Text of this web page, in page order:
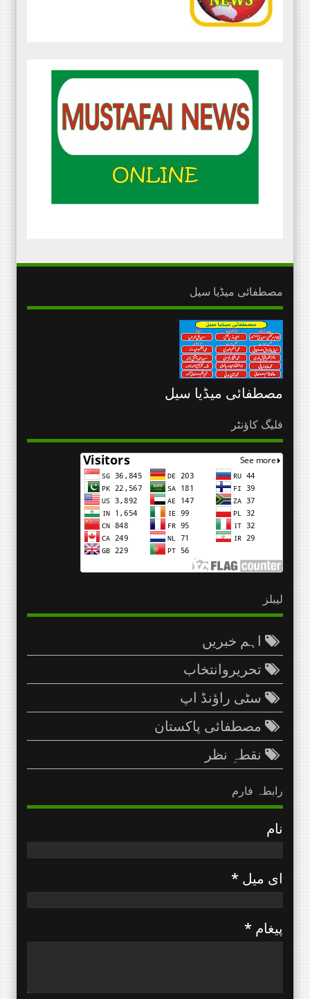
مصطفائی میڈیا سیل
مصطفائی میڈیا سیل
فلیگ کاؤنٹر
لیبلز
اہم خبریں
تحریروانتخاب
سٹی راؤنڈ اپ
مصطفائی پاکستان
نقطہِ نظر
رابطہ فارم
نام
ای میل *
پیغام *